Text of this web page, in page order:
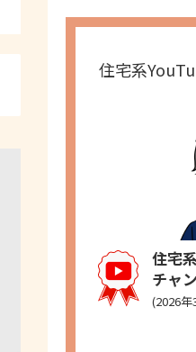
住宅系
住宅
チャ
(2026年